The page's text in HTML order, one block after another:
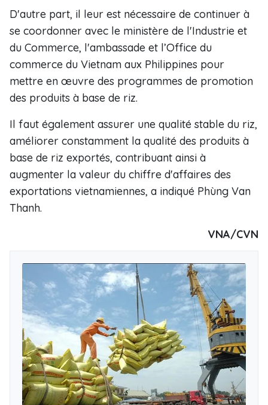
D'autre part, il leur est nécessaire de continuer à
se coordonner avec le ministère de l'Industrie et
du Commerce, l'ambassade et l’Office du
commerce du Vietnam aux Philippines pour
mettre en œuvre des programmes de promotion
des produits à base de riz.
Il faut également assurer une qualité stable du riz,
améliorer constamment la qualité des produits à
base de riz exportés, contribuant ainsi à
augmenter la valeur du chiffre d'affaires des
exportations vietnamiennes, a indiqué Phùng Van
Thanh.
VNA/CVN